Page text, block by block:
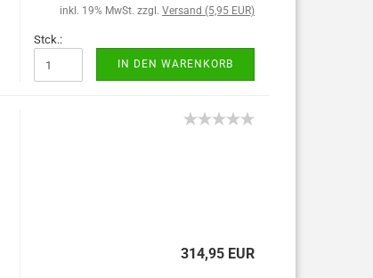
inkl. 19% MwSt. zzgl. Versand (5,95 EUR)
Stck.:
IN DEN WARENKORB
314,95 EUR